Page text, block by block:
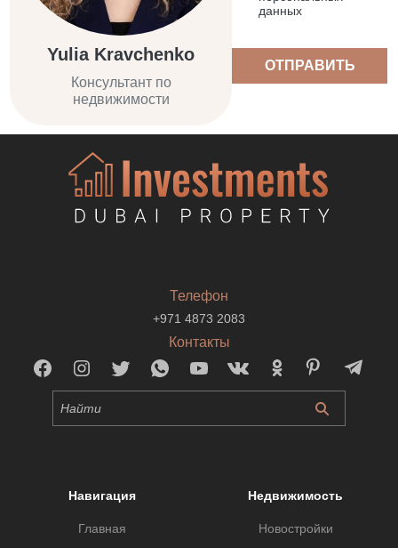
Yulia Kravchenko
Консультант по
недвижимости
данных
ОТПРАВИТЬ
Телефон
+971 4873 2083
Контакты
Навигация
Главная
Недвижимость
Новостройки